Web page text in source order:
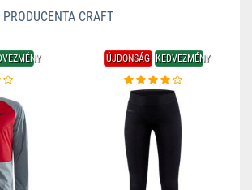
CRAFT
ÚJDONSÁG KEDVEZMÉNY